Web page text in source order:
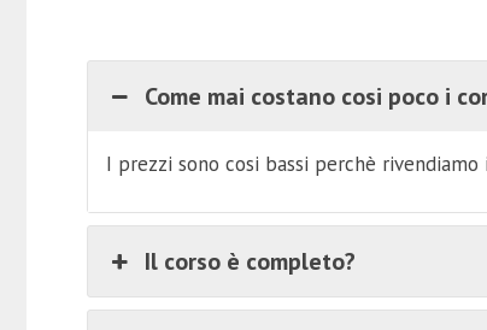
Come mai costano cosi poco i
I prezzi sono cosi bassi perchè
Il corso è completo?